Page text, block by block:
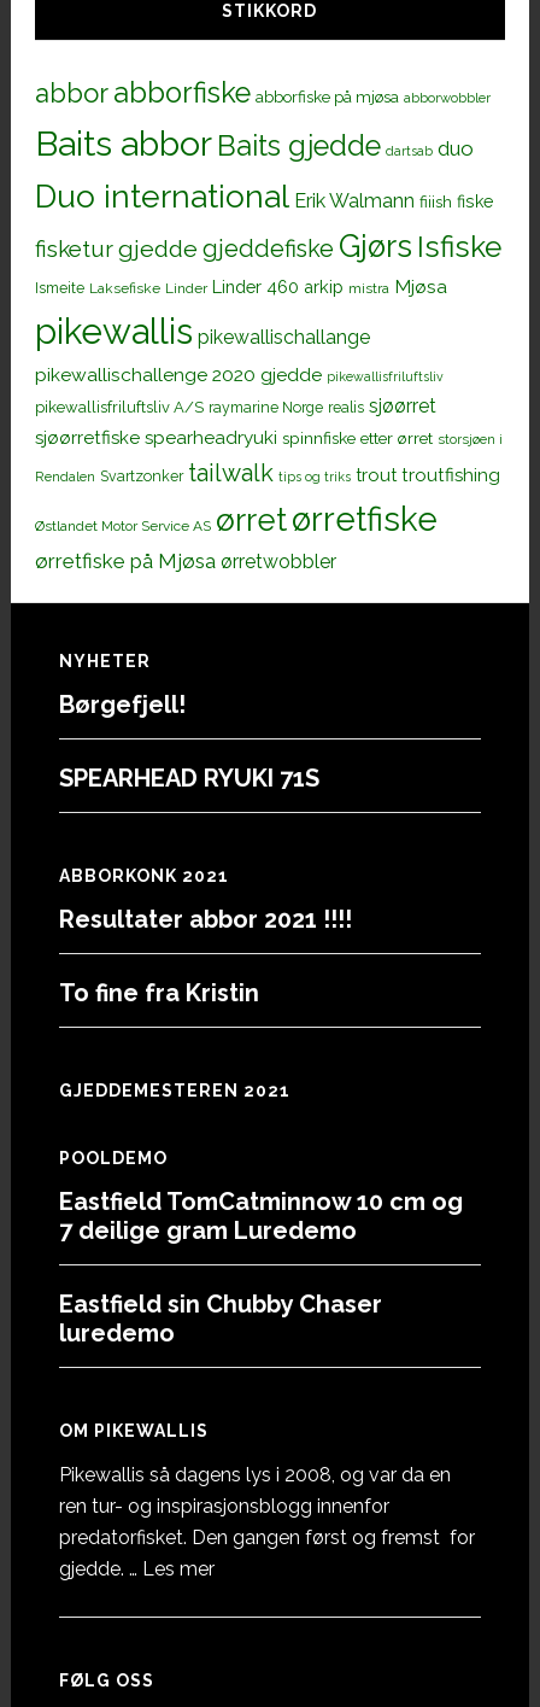
STIKKORD
abborabborfiske abborfiske på mjøsa abborwobbler
Baits abbor Baits gjedde dartsab duo
Duo international Erik Walmann fiiish fiske
fisketurgjedde gjeddefiske Gjørs Isfiske
Ismeite Laksefiske Linder Linder 460 arkip mistra Mjøsa
pikewallis pikewallischallange
pikewallischallenge 2020 gjedde pikewallisfriluftsliv
pikewallisfriluftsliv A/S raymarine Norge realis sjøørret
sjøørretfiske spearheadryuki spinnfiske etter ørret storsjøen i
Rendalen Svartzonker tailwalk tips og triks trout troutfishing
Østlandet Motor Service AS ørretørretfiske
ørretfiske på Mjøsa ørretwobbler
Footer
NYHETER
Børgefjell!
SPEARHEAD RYUKI 71S
ABBORKONK 2021
Resultater abbor 2021 !!!!
To fine fra Kristin
GJEDDEMESTEREN 2021
POOLDEMO
Eastfield TomCatminnow 10 cm og
7 deilige gram Luredemo
Eastfield sin Chubby Chaser
luredemo
OM PIKEWALLIS
Pikewallis så dagens lys i 2008, og var da en
ren tur- og inspirasjonsblogg innenfor
predatorfisket. Den gangen først og fremst for
gjedde. … Les meromOm
FØLG OSS